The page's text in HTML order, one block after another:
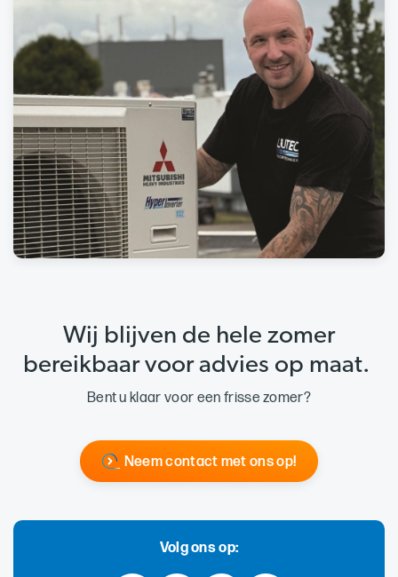
Wij blijven de hele zomer
bereikbaar voor advies op maat.
Bent u klaar voor een frisse zomer?
Neem contact met ons op!
Volg ons op: